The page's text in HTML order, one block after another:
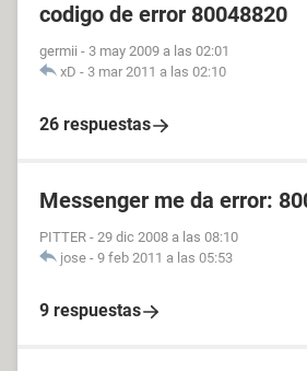
codigo de error 80048820
germii - 3 may 2009 a las 02:01
xD - 3 mar 2011 a las 02:10
26 respuestas
Messenger me da error:
PITTER - 29 dic 2008 a las 08:10
jose - 9 feb 2011 a las 05:53
9 respuestas